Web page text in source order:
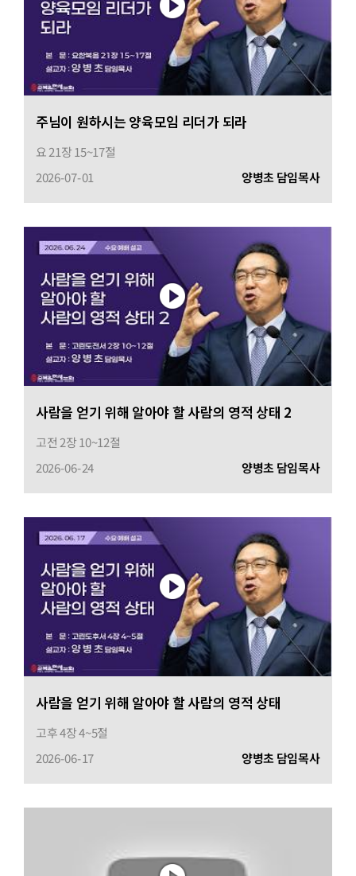
주님이 원하시는 양육모임 리더가 되라
요 21장 15~17절
2026-07-01
양병초 담임목사
사람을 얻기 위해 알아야 할 사람의 영적 상태 2
고전 2장 10~12절
2026-06-24
양병초 담임목사
사람을 얻기 위해 알아야 할 사람의 영적 상태
고후 4장 4~5절
2026-06-17
양병초 담임목사